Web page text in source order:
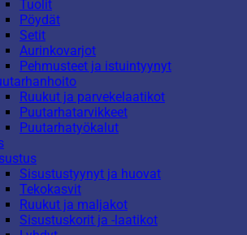
Tuolit
Pöydät
Setit
Aurinkovarjot
Pehmusteet ja istuintyynyt
Ruukut ja parvekelaatikot
Puutarhatarvikkeet
Puutarhatyökalut
Sisustustyynyt ja huovat
Tekokasvit
Ruukut ja maljakot
Sisustuskorit ja -laatikot